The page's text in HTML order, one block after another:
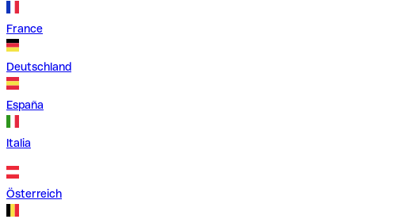
France
Deutschland
España
Italia
Österreich